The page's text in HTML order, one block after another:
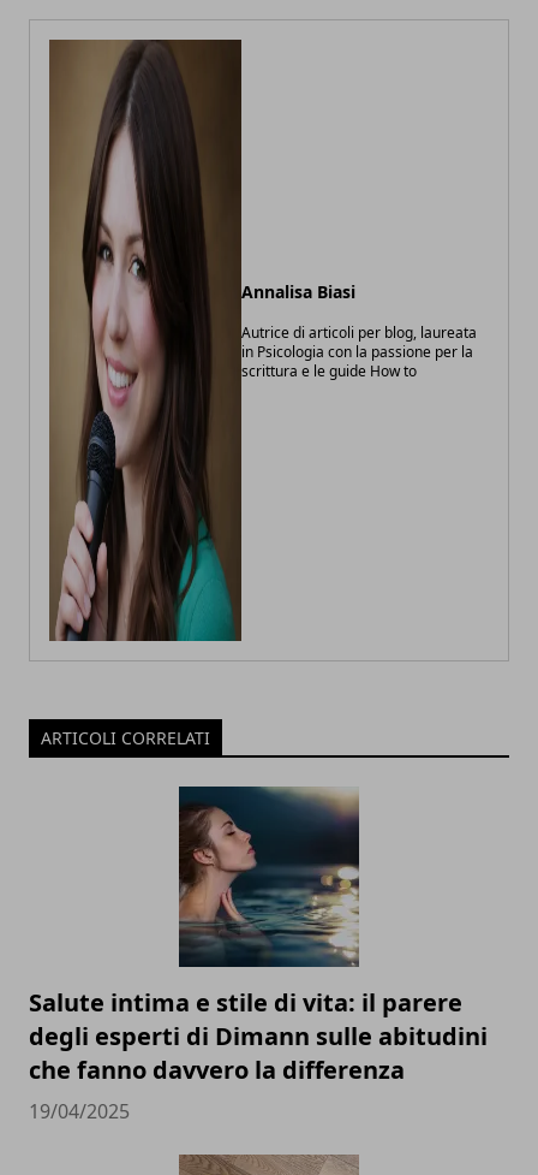
Annalisa Biasi
Autrice di articoli per blog, laureata
in Psicologia con la passione per la
scrittura e le guide How to
ARTICOLI CORRELATI
Salute intima e stile di vita: il parere
degli esperti di Dimann sulle abitudini
che fanno davvero la differenza
19/04/2025